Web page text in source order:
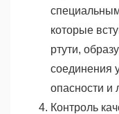
которые
ртути,
соединения
опасности и
Контроль